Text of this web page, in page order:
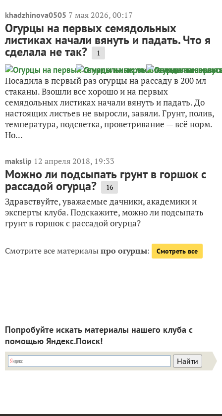
khadzhinova0505 7 мая 2026, 00:17
Огурцы на первых семядольных
листиках начали вянуть и падать. Что я
сделала не так? 1
Посадила в первый раз огурцы на рассаду в 200 мл
стаканы. Взошли все хорошо и на первых
семядольных листиках начали вянуть и падать. До
настоящих листьев не выросли, завяли. Грунт, полив,
температура, подсветка, проветривание — всё норм.
Но...
makslip 12 апреля 2018, 19:33
Можно ли подсыпать грунт в горшок с
рассадой огурца? 16
Здравствуйте, уважаемые дачники, академики и
эксперты клуба. Подскажите, можно ли подсыпать
грунт в горшок с рассадой огурца?
Смотрите все материалыпро огурцы: Смотреть все
Попробуйте искать материалы нашего клуба с
помощью Яндекс.Поиск!